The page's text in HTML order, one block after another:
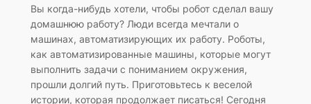
Вы когда-нибудь хотели, чтобы робот сделал вашу
домашнюю работу? Люди всегда мечтали о
машинах, автоматизирующих их работу. Роботы,
как автоматизированные машины, которые могут
выполнить задачи с пониманием окружения,
прошли долгий путь. Приготовьтесь к веселой
истории, которая продолжает писаться! Сегодня